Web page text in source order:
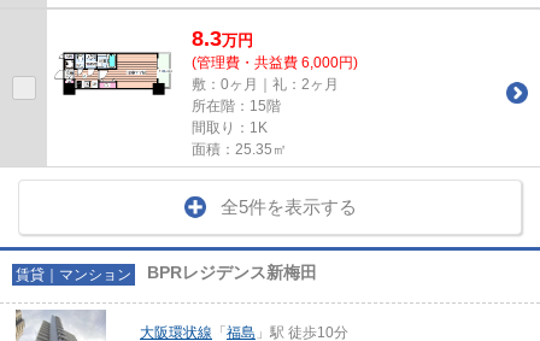
8.3万円
(管理費・共益費 6,000円)
敷：0ヶ月｜礼：2ヶ月
所在階：15階
間取り：1K
面積：25.35㎡
全5件を表示する
賃貸｜マンション BPRレジデンス新梅田
大阪環状線 「 福島 」駅 徒歩10分